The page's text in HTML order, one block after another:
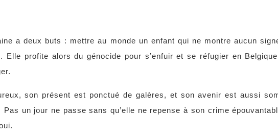
a deux buts : mettre au monde un enfant qui ne montre aucun
Elle profite alors du génocide pour s’enfuir et se réfugier en
son présent est ponctué de galères, et son avenir est aussi
Pas un jour ne passe sans qu’elle ne repense à son crime